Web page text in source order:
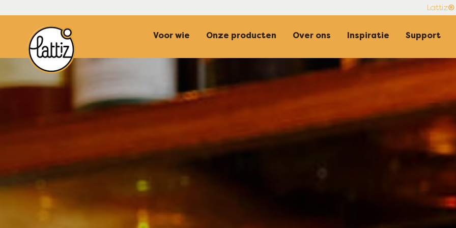
Top Navigation - NL Lattiz®
Voor wie Onze producten Over ons Inspiratie Support
Top Navigation - NL